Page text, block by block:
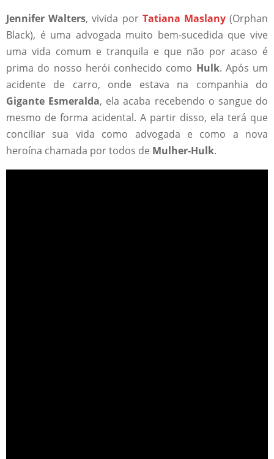
Jennifer Walters, vivida por Tatiana Maslany(Orphan
Black), é uma advogada muito bem-sucedida que vive
uma vida comum e tranquila e que não por acaso é
prima do nosso herói conhecido como Hulk. Após um
acidente de carro, onde estava na companhia do
Gigante Esmeralda, ela acaba recebendo o sangue do
mesmo de forma acidental. A partir disso, ela terá que
conciliar sua vida como advogada e como a nova
heroína chamada por todos de Mulher-Hulk.